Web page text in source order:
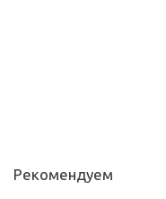
Рекомендуем